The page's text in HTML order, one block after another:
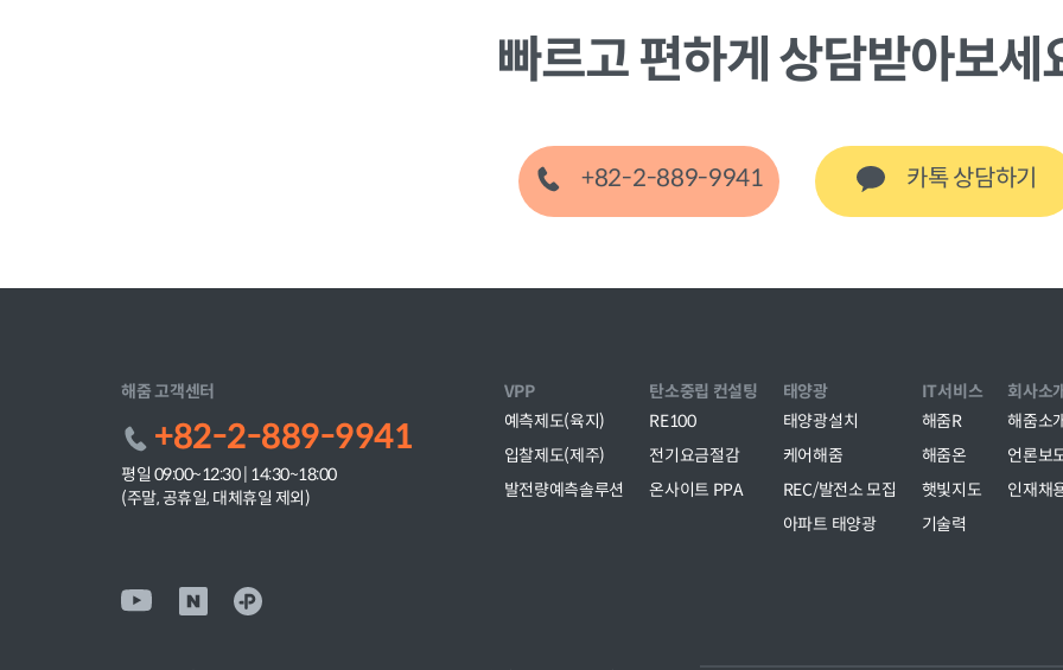
빠르고 편하게 상담받아보세
+82-2-889-9941 카톡 상담하기
해줌 고객센터
+82-2-889-9941
평일 09:00~12:30 | 14:30~18:00
(주말, 공휴일, 대체휴일 제외)
VPP
예측제도(육지)
입찰제도(제주)
발전량예측솔루션
탄소중립 컨설팅
RE100
전기요금절감
온사이트 PPA
태양광
태양광설치
케어해줌
REC/발전소 모집
아파트 태양광
IT서비스
해줌R
해줌온
햇빛지도
기술력
회사소
해줌소
언론보
인재채